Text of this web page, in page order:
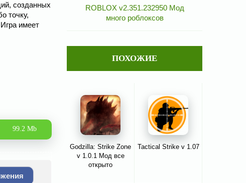
созданных
точку,
имеет
99.2 Mb
ROBLOX v2.351.232950 Мод
много роблоксов
ПОХОЖИЕ
Godzilla: Strike Zone
v 1.0.1 Мод все
открыто
Tactical Strike v 1.07